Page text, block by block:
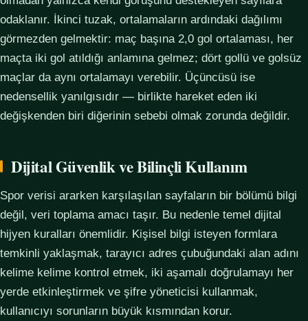
odaklanır. İkinci tuzak, ortalamaların ardındaki dağılımı
görmezden gelmektir: maç başına 2,0 gol ortalaması, her
maçta iki gol atıldığı anlamına gelmez; dört gollü ve golsüz
maçlar da aynı ortalamayı verebilir. Üçüncüsü ise
nedensellik yanılgısıdır — birlikte hareket eden iki
değişkenden biri diğerinin sebebi olmak zorunda değildir.
Dijital Güvenlik ve Bilinçli Kullanım
Spor verisi ararken karşılaşılan sayfaların bir bölümü bilgi
değil, veri toplama amacı taşır. Bu nedenle temel dijital
hijyen kuralları önemlidir. Kişisel bilgi isteyen formlara
temkinli yaklaşmak, tarayıcı adres çubuğundaki alan adını
kelime kelime kontrol etmek, iki aşamalı doğrulamayı her
yerde etkinleştirmek ve şifre yöneticisi kullanmak,
kullanıcıyı sorunların büyük kısmından korur.